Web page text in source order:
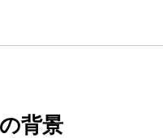
背景